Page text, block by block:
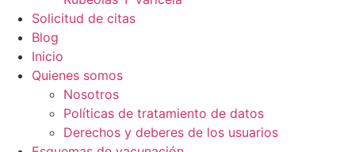
Solicitud de citas
Blog
Inicio
Quienes somos
Nosotros
Políticas de tratamiento de datos
Derechos y deberes de los usuarios